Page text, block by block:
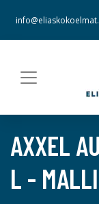
AXXEL
L - MALLI